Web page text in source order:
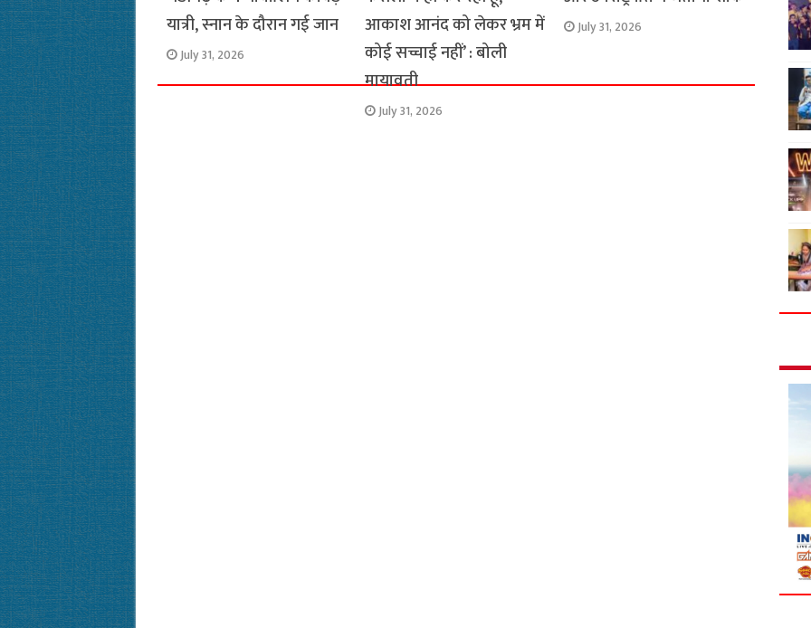
यात्री, स्नान के दौरान गई जान
July 31, 2026
आकाश आनंद को लेकर भ्रम में
कोई सच्चाई नहीं’ : बोली
मायावती
July 31, 2026
July 31, 2026